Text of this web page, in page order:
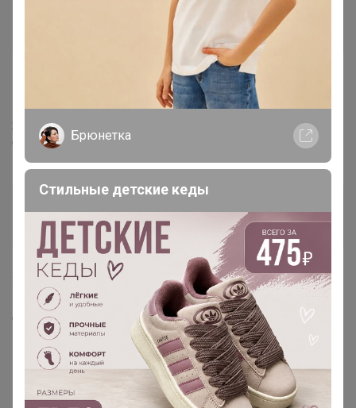
Я приношу свои извинения, у меня не отображались,
что есть сообщения темах. Проблему решают сейчас
Профессионал СП
30 ноября, 2019 13:02
Ответьте, пожалуйста, что с моей футболкой?
Показаны записи 1-8из8.
Брюнетка
Стильные детские кеды